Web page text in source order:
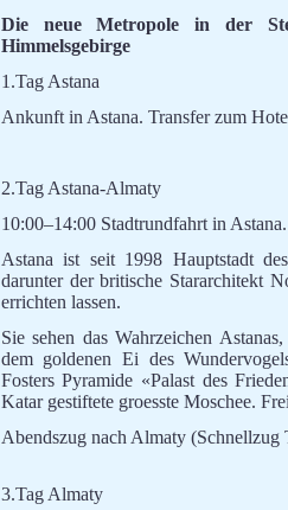
Die neue Metropole in der
Himmelsgebirge
1.Tag Astana
Ankunft in Astana. Transfer zum
2.Tag Astana-Almaty
10:00–14:00 Stadtrundfahrt in Astana.
Astana ist seit 1998 Hauptstadt
darunter der britische Stararchitekt
errichten lassen.
Sie sehen das Wahrzeichen
dem goldenen Ei des
Fosters Pyramide «Palast des
Katar gestiftete groesste Moschee.
Abendszug nach Almaty (Schnellzug
3.Tag Almaty